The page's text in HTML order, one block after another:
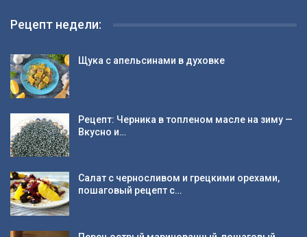
Рецепт недели:
Щука с апельсинами в духовке
Рецепт: Черника в топленом масле на зиму —
Вкусно и…
Салат с черносливом и грецкими орехами,
пошаговый рецепт с…